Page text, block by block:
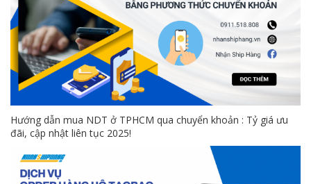
Hướng dẫn mua NDT ở TPHCM qua chuyển khoản : Tỷ giá ưu
đãi, cập nhật liên tục 2025!